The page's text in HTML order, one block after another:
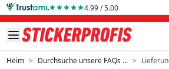
Direkt zum Inhalt 4.99 / 5.00
Heim > Durchsuche unsere FAQs ... >